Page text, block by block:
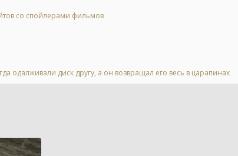
со спойлерами фильмов
одалживали диск другу, а он возвращал его весь в царапинах